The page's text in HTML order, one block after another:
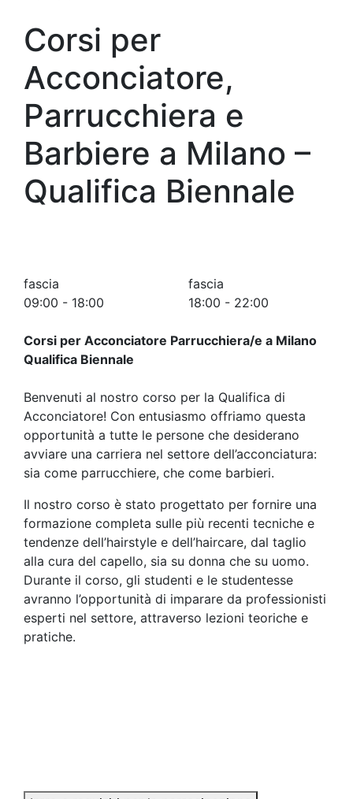
Corsi per
Acconciatore,
Parrucchiera e
Barbiere a Milano –
Qualifica Biennale
fascia
09:00 - 18:00
fascia
18:00 - 22:00
Corsi per Acconciatore Parrucchiera/e a Milano
Qualifica Biennale
Benvenuti al nostro corso per la Qualifica di
Acconciatore! Con entusiasmo offriamo questa
opportunità a tutte le persone che desiderano
avviare una carriera nel settore dell’acconciatura:
sia come parrucchiere, che come barbieri.
Il nostro corso è stato progettato per fornire una
formazione completa sulle più recenti tecniche e
tendenze dell’hairstyle e dell’haircare, dal taglio
alla cura del capello, sia su donna che su uomo.
Durante il corso, gli studenti e le studentesse
avranno l’opportunità di imparare da professionisti
esperti nel settore, attraverso lezioni teoriche e
pratiche.